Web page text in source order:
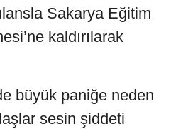
Sakarya Eğitim
kaldırılarak
büyük paniğe neden
sesin şiddeti